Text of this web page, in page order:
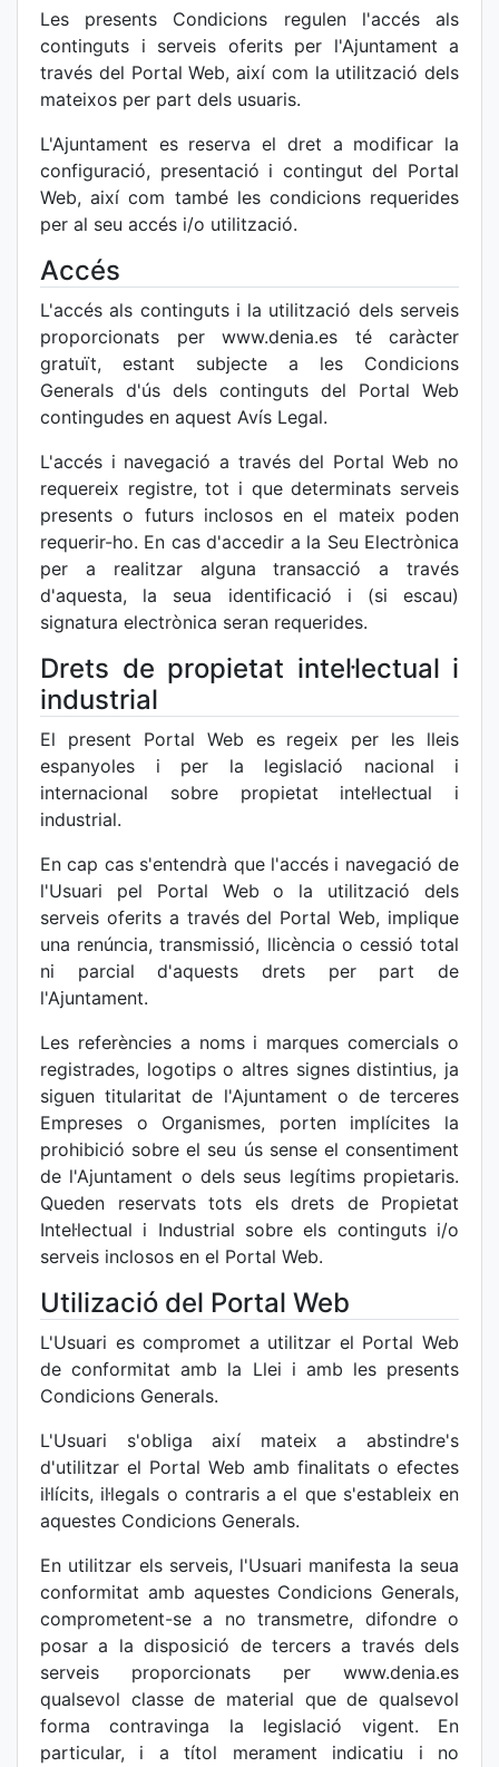
Les presents Condicions regulen l'accés als
continguts i serveis oferits per l'Ajuntament a
través del Portal Web, així com la utilització dels
mateixos per part dels usuaris.
L'Ajuntament es reserva el dret a modificar la
configuració, presentació i contingut del Portal
Web, així com també les condicions requerides
per al seu accés i/o utilització.
Accés
L'accés als continguts i la utilització dels serveis
proporcionats per www.denia.es té caràcter
gratuït, estant subjecte a les Condicions
Generals d'ús dels continguts del Portal Web
contingudes en aquest Avís Legal.
L'accés i navegació a través del Portal Web no
requereix registre, tot i que determinats serveis
presents o futurs inclosos en el mateix poden
requerir-ho. En cas d'accedir a la Seu Electrònica
per a realitzar alguna transacció a través
d'aquesta, la seua identificació i (si escau)
signatura electrònica seran requerides.
Drets de propietat intel·lectual i
industrial
El present Portal Web es regeix per les lleis
espanyoles i per la legislació nacional i
internacional sobre propietat intel·lectual i
industrial.
En cap cas s'entendrà que l'accés i navegació de
l'Usuari pel Portal Web o la utilització dels
serveis oferits a través del Portal Web, implique
una renúncia, transmissió, llicència o cessió total
ni parcial d'aquests drets per part de
l'Ajuntament.
Les referències a noms i marques comercials o
registrades, logotips o altres signes distintius, ja
siguen titularitat de l'Ajuntament o de terceres
Empreses o Organismes, porten implícites la
prohibició sobre el seu ús sense el consentiment
de l'Ajuntament o dels seus legítims propietaris.
Queden reservats tots els drets de Propietat
Intel·lectual i Industrial sobre els continguts i/o
serveis inclosos en el Portal Web.
Utilizació del Portal Web
L'Usuari es compromet a utilitzar el Portal Web
de conformitat amb la Llei i amb les presents
Condicions Generals.
L'Usuari s'obliga així mateix a abstindre's
d'utilitzar el Portal Web amb finalitats o efectes
il·lícits, il·legals o contraris a el que s'estableix en
aquestes Condicions Generals.
En utilitzar els serveis, l'Usuari manifesta la seua
conformitat amb aquestes Condicions Generals,
comprometent-se a no transmetre, difondre o
posar a la disposició de tercers a través dels
serveis proporcionats per www.denia.es
qualsevol classe de material que de qualsevol
forma contravinga la legislació vigent. En
particular, i a títol merament indicatiu i no